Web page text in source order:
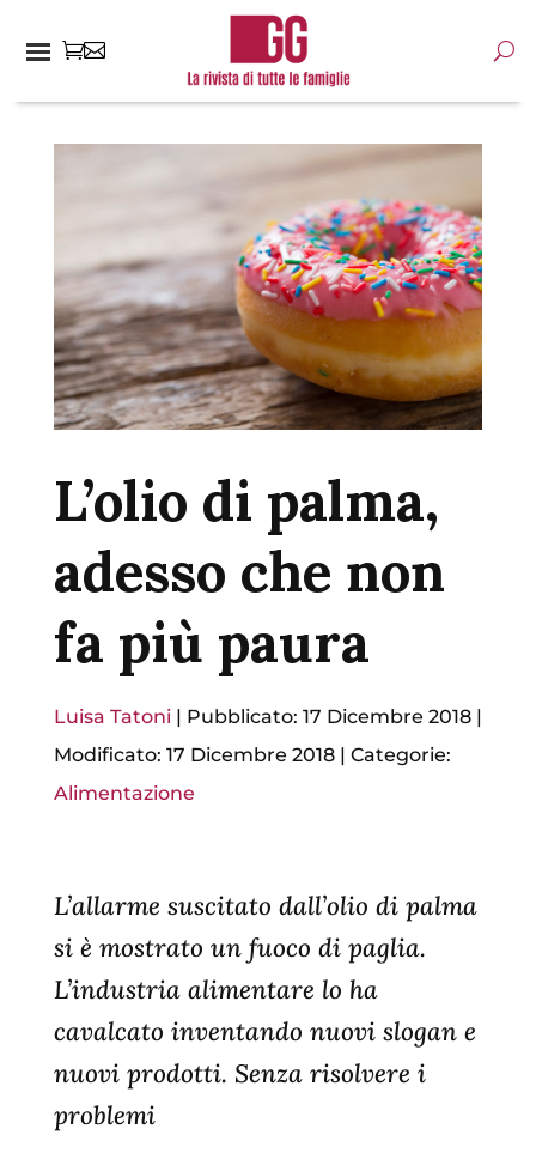
L’olio di palma,
adesso che non
fa più paura
Luisa Tatoni| Pubblicato: 17 Dicembre 2018|
Modificato: 17 Dicembre 2018| Categorie:
Alimentazione
L’allarme suscitato dall’olio di palma
si è mostrato un fuoco di paglia.
L’industria alimentare lo ha
cavalcato inventando nuovi slogan e
nuovi prodotti. Senza risolvere i
problemi